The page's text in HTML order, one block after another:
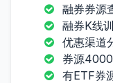
融券券源
融券K线
优惠渠道
券源
有ETF券